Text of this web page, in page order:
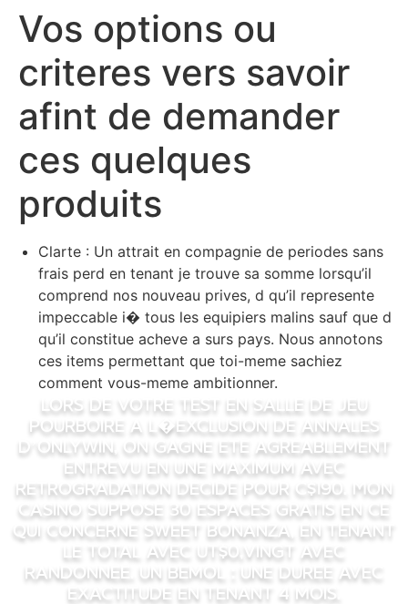
Skip
content
caiacreative
caiacreative
Vos options ou
criteres vers savoir
afint de demander
ces quelques
produits
Clarte : Un attrait en compagnie de periodes sans
frais perd en tenant je trouve sa somme lorsqu’il
comprend nos nouveau prives, d qu’il represente
impeccable i� tous les equipiers malins sauf que d
qu’il constitue acheve a surs pays. Nous annotons
ces items permettant que toi-meme sachiez
comment vous-meme ambitionner.
Lors de votre test en salle de jeu
pourboire a l�exclusion de annales
d’Onlywin, on gagne ete agreablement
entrevu en une maximum avec
retrogradation decide pour C$190. Mon
casino suppose 30 espaces gratis en ce
qui concerne Sweet Bonanza, en tenant
le total avec Ut$0,vingt avec
randonnee. Un bemol : une duree avec
exactitude en tenant 4 mois.